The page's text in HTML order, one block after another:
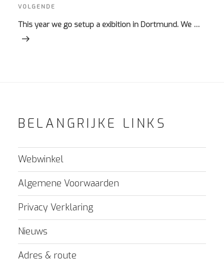
Volgend
bericht
VOLGENDE
This year we go setup a exibition in Dortmund. We …
BELANGRIJKE LINKS
Webwinkel
Algemene Voorwaarden
Privacy Verklaring
Nieuws
Adres & route